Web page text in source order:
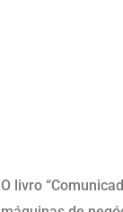
O livro